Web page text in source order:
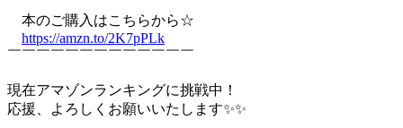
本のご購入はこちらから☆
https://amzn.to/2K7pPLk
￣￣￣￣￣￣￣￣￣￣￣￣￣
現在アマゾンランキングに挑戦中！
応援、よろしくお願いいたします✨✨